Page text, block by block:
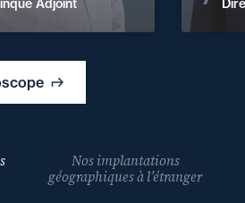
Adjoint
Nos implantations
géographiques à l’étranger